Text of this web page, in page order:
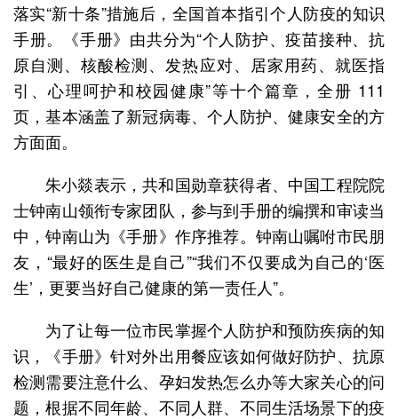
落实“新十条”措施后，全国首本指引个人防疫的知识
手册。《手册》由共分为“个人防护、疫苗接种、抗
原自测、核酸检测、发热应对、居家用药、就医指
引、心理呵护和校园健康”等十个篇章，全册 111
页，基本涵盖了新冠病毒、个人防护、健康安全的方
方面面。
朱小燚表示，共和国勋章获得者、中国工程院院
士钟南山领衔专家团队，参与到手册的编撰和审读当
中，钟南山为《手册》作序推荐。钟南山嘱咐市民朋
友，“最好的医生是自己”“我们不仅要成为自己的‘医
生’，更要当好自己健康的第一责任人”。
为了让每一位市民掌握个人防护和预防疾病的知
识，《手册》针对外出用餐应该如何做好防护、抗原
检测需要注意什么、孕妇发热怎么办等大家关心的问
题，根据不同年龄、不同人群、不同生活场景下的疫